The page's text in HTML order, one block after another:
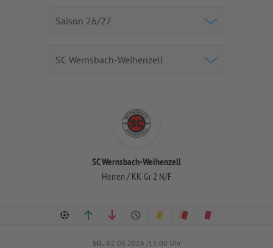
SC Wernsbach-Weihenzell
Herren / KK-Gr 2 N/F
SO.. 02.08.2026 /15:00 Uhr